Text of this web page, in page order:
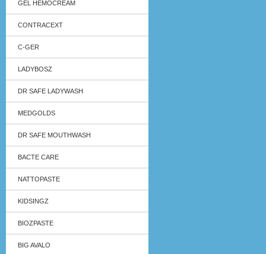
GEL HEMOCREAM
CONTRACEXT
C-GER
LADYBOSZ
DR SAFE LADYWASH
MEDGOLDS
DR SAFE MOUTHWASH
BACTE CARE
NATTOPASTE
KIDSINGZ
BIOZPASTE
BIG AVALO